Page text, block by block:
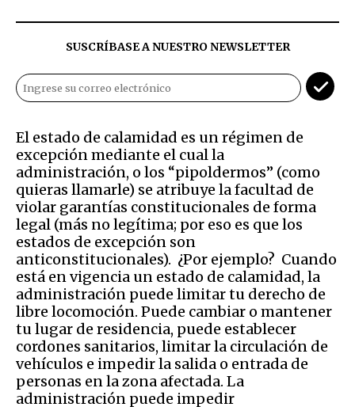
SUSCRÍBASE A NUESTRO NEWSLETTER
El estado de calamidad es un régimen de
excepción mediante el cual la
administración, o los “pipoldermos” (como
quieras llamarle) se atribuye la facultad de
violar garantías constitucionales de forma
legal (más no legítima; por eso es que los
estados de excepción son
anticonstitucionales). ¿Por ejemplo? Cuando
está en vigencia un estado de calamidad, la
administración puede limitar tu derecho de
libre locomoción. Puede cambiar o mantener
tu lugar de residencia, puede establecer
cordones sanitarios, limitar la circulación de
vehículos e impedir la salida o entrada de
personas en la zona afectada. La
administración puede impedir